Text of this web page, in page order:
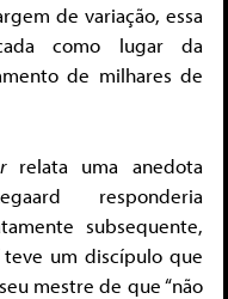
de variação, essa
como lugar da
de milhares de
relata uma anedota
responderia
subsequente,
teve um discípulo que
mestre de que “não